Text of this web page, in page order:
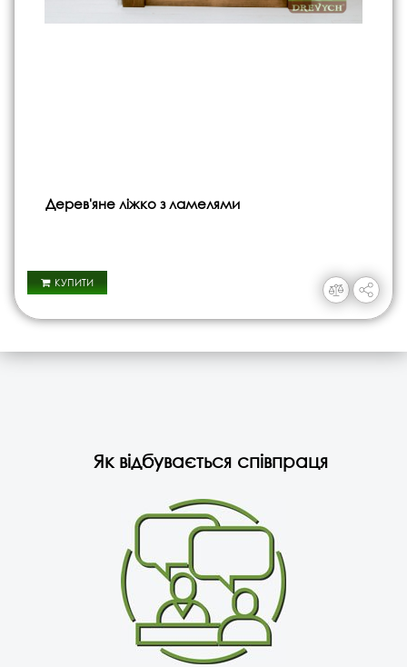
Дерев'яне ліжко з ламелями
КУПИТИ
Як відбувається співпраця